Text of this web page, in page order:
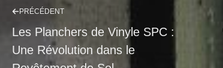
PRÉCÉDENT
Les Planchers de Vinyle SPC :
Une Révolution dans le